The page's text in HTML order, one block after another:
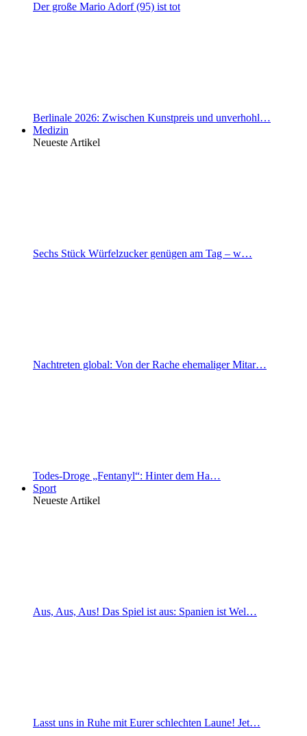
Der große Mario Adorf (95) ist tot
Berlinale 2026: Zwischen Kunstpreis und unverhohl…
Medizin
Neueste Artikel
Sechs Stück Würfelzucker genügen am Tag – w…
Nachtreten global: Von der Rache ehemaliger Mitar…
Todes-Droge „Fentanyl“: Hinter dem Ha…
Sport
Neueste Artikel
Aus, Aus, Aus! Das Spiel ist aus: Spanien ist Wel…
Lasst uns in Ruhe mit Eurer schlechten Laune! Jet…